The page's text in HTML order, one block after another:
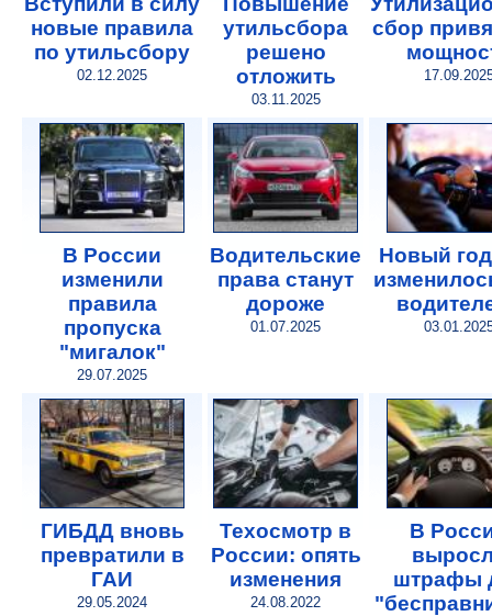
новые правила
по утильсбору
02.12.2025
утильсбора
решено
отложить
03.11.2025
сбор
В России
изменили
правила
пропуска
"мигалок"
29.07.2025
Водительские
права станут
дороже
01.07.2025
Новый
ГИБДД вновь
превратили в
ГАИ
29.05.2024
Техосмотр в
России: опять
изменения
24.08.2022
В
штрафы